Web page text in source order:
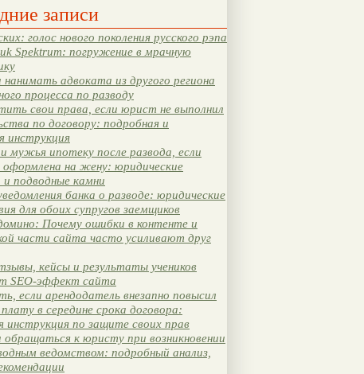
записи
голос нового поколения русского рэпа
Spektrum: погружение в мрачную
адвоката из другого региона
процесса по разводу
свои права, если юрист не выполнил
по договору: подробная и
инструкция
мужья ипотеку после развода, если
на жену: юридические
подводные камни
банка о разводе: юридические
для обоих супругов заемщиков
Почему ошибки в контенте и
части сайта часто усиливают друг
кейсы и результаты учеников
SEO-эффект сайта
если арендодатель внезапно повысил
в середине срока договора:
инструкция по защите своих прав
к юристу при возникновении
ведомством: подробный анализ,